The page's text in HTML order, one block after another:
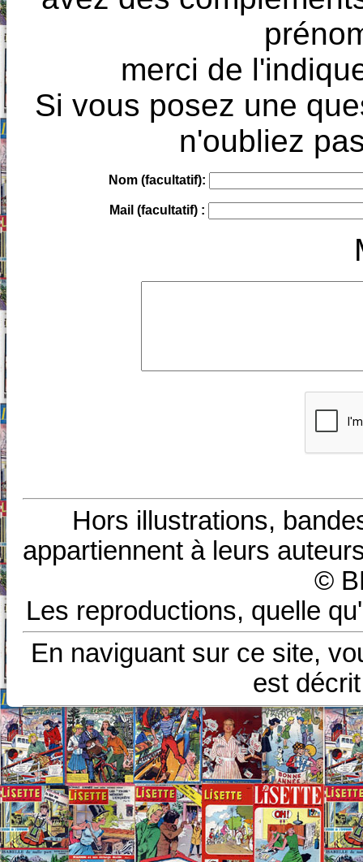
merci de
Si vous posez une
n'oubliez
Nom (facultatif):
Mail (facultatif) :
Hors illustrations,
appartiennent à leurs
©
Les reproductions, quelle
En naviguant sur ce site,
est